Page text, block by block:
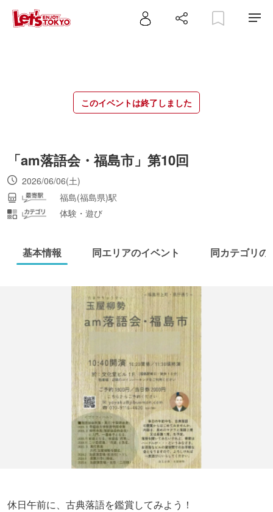
このイベントは終了しました
「am落語会・福島市」第10回
2026/06/06(土)
福島(福島県)駅
体験・遊び
基本情報 同エリアのイベント 同カテゴリの
休日午前に、古典落語を鑑賞してみよう！